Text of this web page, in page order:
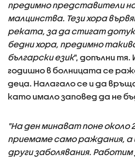
предимно представители
малцинства. Тези хора
реката, за да стигат
бедни хора, предимно
български език", допълни тя.
годишно в болницата се
деца. Налагало се и да
като имало заповед да не
"На ден минават поне около
приемаме само раждания, а
други заболявания. Работим